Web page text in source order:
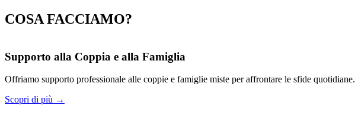
COSA FACCIAMO?
Supporto alla Coppia e alla Famiglia
Offriamo supporto professionale alle coppie e famiglie miste per affrontare le sfide quotidiane.
Scopri di più →